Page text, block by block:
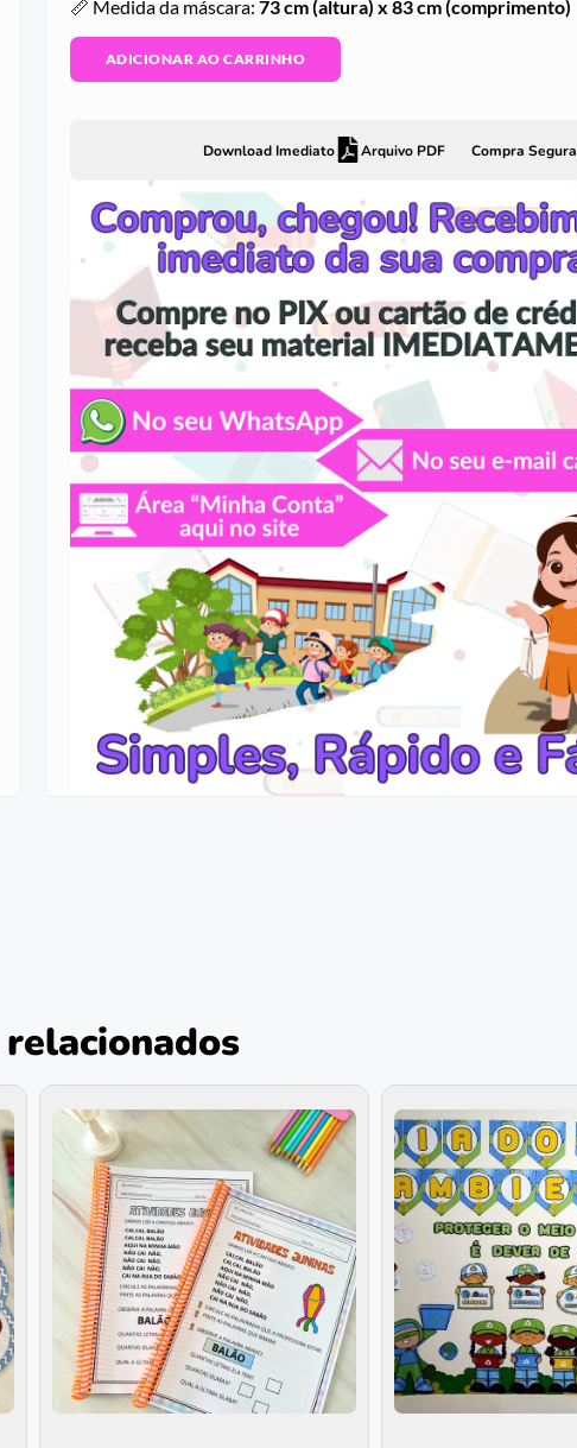
📏 Medida da máscara: 73 cm (altura) x 83 cm (comprimento)
ADICIONAR AO CARRINHO
Download Imediato Arquivo PDF Compra Segura